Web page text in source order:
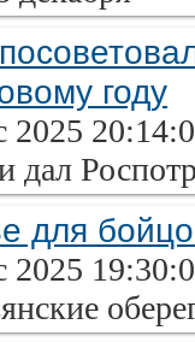
году
2025
дал
для
2025